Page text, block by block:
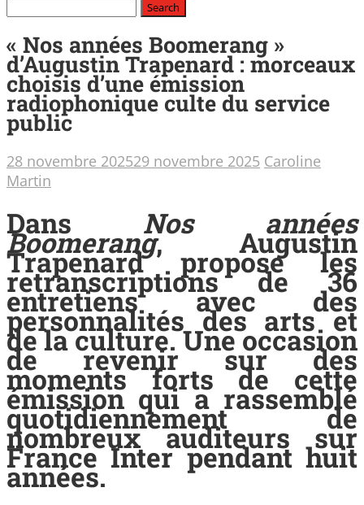
« Nos années Boomerang »
d’Augustin Trapenard : morceaux
choisis d’une émission
radiophonique culte du service
public
28 novembre 202529 novembre 2025 Caroline
Martin
Dans Nos années
Boomerang, Augustin
Trapenard propose les
retranscriptions de 36
entretiens avec des
personnalités des arts et
de la culture. Une occasion
de revenir sur des
moments forts de cette
émission qui a rassemblé
quotidiennement de
nombreux auditeurs sur
France Inter pendant huit
années.